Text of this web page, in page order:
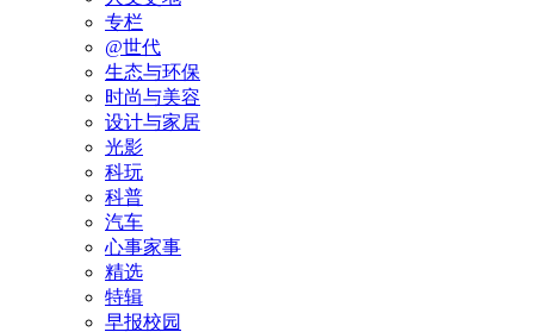
专栏
@世代
生态与环保
时尚与美容
设计与家居
光影
科玩
科普
汽车
心事家事
精选
特辑
早报校园